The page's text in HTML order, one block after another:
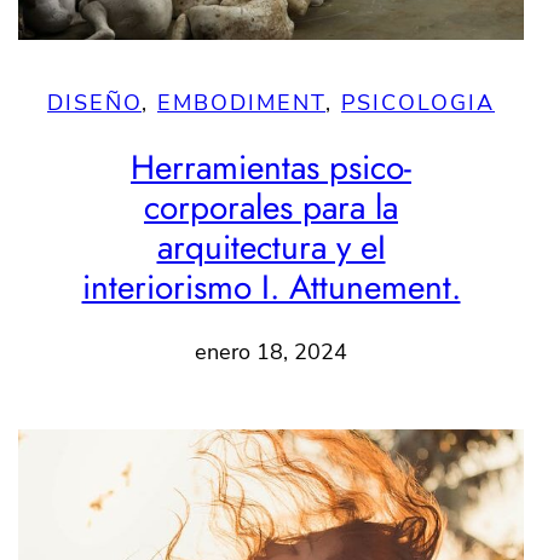
DISEÑO, EMBODIMENT, PSICOLOGIA
Herramientas psico-
corporales para la
arquitectura y eI
interiorismo I. Attunement.
enero 18, 2024